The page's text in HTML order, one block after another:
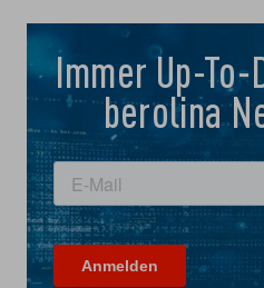
Immer Up-
berolina